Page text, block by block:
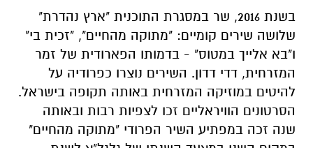
בשנת 2016, שר במסגרת התוכנית "ארץ נהדרת"
שלושה שירים קומיים: "מתוקה מהחיים", "זכית בי"
ו"בא אלייך במטוס" - בדמותו הפארודית של זמר
המזרחית, דדי דדון. השירים נוצרו כפרודיה על
להיטים במוזיקה המזרחית באותה תקופה בישראל.
הסרטונים הוויראליים זכו לצפיות רבות ובאותה
שנה זכה במפתיע השיר הפרודי "מתוקה מהחיים"